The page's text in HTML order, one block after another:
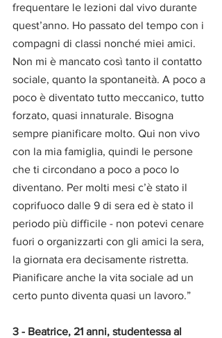
frequentare le lezioni dal vivo durante
quest’anno. Ho passato del tempo con i
compagni di classi nonché miei amici.
Non mi è mancato così tanto il contatto
sociale, quanto la spontaneità. A poco a
poco è diventato tutto meccanico, tutto
forzato, quasi innaturale. Bisogna
sempre pianificare molto. Qui non vivo
con la mia famiglia, quindi le persone
che ti circondano a poco a poco lo
diventano. Per molti mesi c’è stato il
coprifuoco dalle 9 di sera ed è stato il
periodo più difficile - non potevi cenare
fuori o organizzarti con gli amici la sera,
la giornata era decisamente ristretta.
Pianificare anche la vita sociale ad un
certo punto diventa quasi un lavoro.”
3 - Beatrice, 21 anni, studentessa al